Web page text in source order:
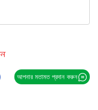
আপনার মতামত প্রদান করুন